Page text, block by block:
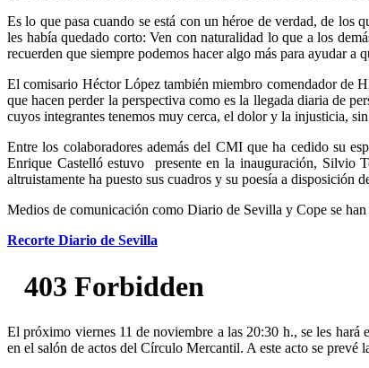
Es lo que pasa cuando se está con un héroe de verdad, de los
les había quedado corto: Ven con naturalidad lo que a los
recuerden que siempre podemos hacer algo más para ayudar
El comisario Héctor López también miembro comendador de
que hacen perder la perspectiva como es la llegada diaria de
cuyos integrantes tenemos muy cerca, el dolor y la injusticia,
Entre los colaboradores además del CMI que ha cedido su
Enrique Castelló estuvo presente en la inauguración, Silvio
altruistamente ha puesto sus cuadros y su poesía a disposición
Medios de comunicación como Diario de Sevilla y Cope se
Recorte Diario de Sevilla
El próximo viernes 11 de noviembre a las 20:30 h., se les
en el salón de actos del Círculo Mercantil. A este acto se prevé